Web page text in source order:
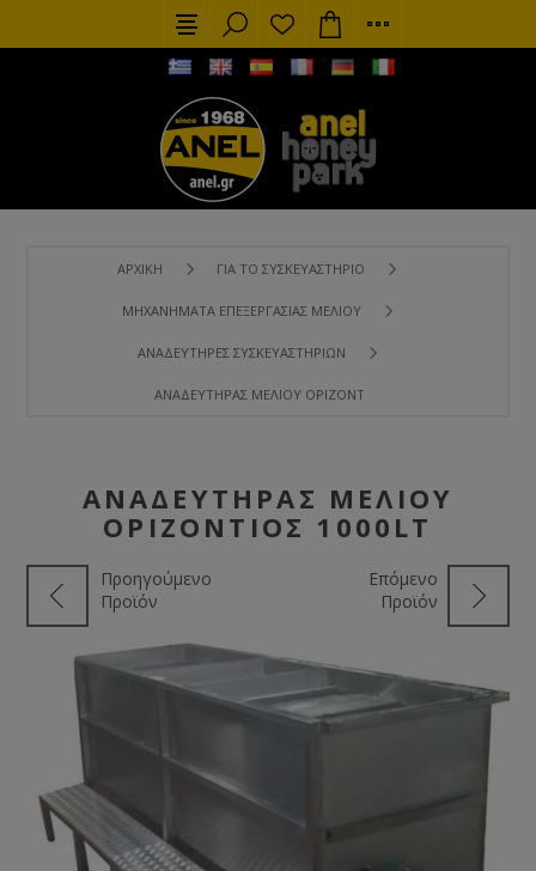
ΑΡΧΙΚΉ ΓΙΑ ΤΟ ΣΥΣΚΕΥΑΣΤΉΡΙΟ
ΜΗΧΑΝΉΜΑΤΑ ΕΠΕΞΕΡΓΑΣΊΑΣ ΜΕΛΙΟΎ
ΑΝΑΔΕΥΤΉΡΕΣ ΣΥΣΚΕΥΑΣΤΗΡΊΩΝ
ΑΝΑΔΕΥΤΉΡΑΣ ΜΕΛΙΟΎ ΟΡΙΖΌΝΤΙΟΣ 1000LT
ΑΝΑΔΕΥΤΉΡΑΣ ΜΕΛΙΟΎ
ΟΡΙΖΌΝΤΙΟΣ 1000LT
Προηγούμενο
Προϊόν
Επόμενο
Προϊόν